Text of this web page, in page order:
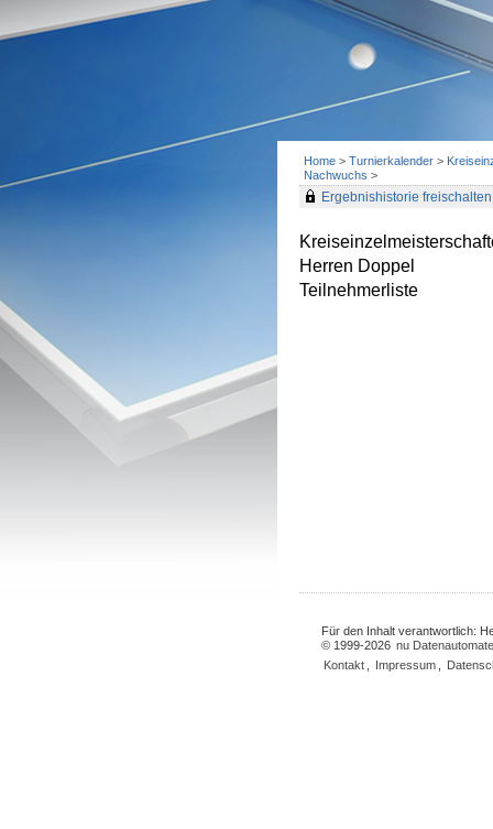
Home > Turnierkalender >
Nachwuchs >
Ergebnishistorie freischalten
Herren Doppel
Teilnehmerliste
Für den Inhalt verantwortlich:
© 1999-2026 nu
Kontakt
Impressum